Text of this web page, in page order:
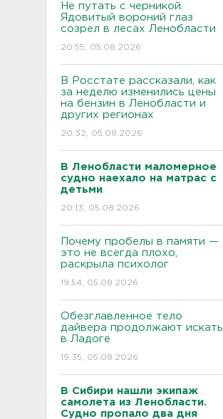
Не путать с черникой.
Ядовитый вороний глаз
созрел в лесах Ленобласти
20:55, 05.08.2026
В Росстате рассказали, как
за неделю изменились цены
на бензин в Ленобласти и
других регионах
20:32, 05.08.2026
В Ленобласти маломерное
судно наехало на матрас с
детьми
20:13, 05.08.2026
Почему пробелы в памяти —
это не всегда плохо,
раскрыла психолог
19:54, 05.08.2026
Обезглавленное тело
дайвера продолжают искать
в Ладоге
19:35, 05.08.2026
В Сибири нашли экипаж
самолета из Ленобласти.
Судно пропало два дня